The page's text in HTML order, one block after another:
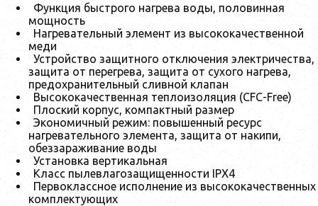
Функция быстрого нагрева воды, половинная
мощность
Нагревательный элемент из высококачественной
меди
Устройство защитного отключения электричества,
защита от перегрева, защита от сухого нагрева,
предохранительный сливной клапан
Высококачественная теплоизоляция (CFC-Free)
Плоский корпус, компактный размер
Экономичный режим: повышенный ресурс
нагревательного элемента, защита от накипи,
обеззараживание воды
Установка вертикальная
Класс пылевлагозащищенности IPX4
Первоклассное исполнение из высококачественных
комплектующих